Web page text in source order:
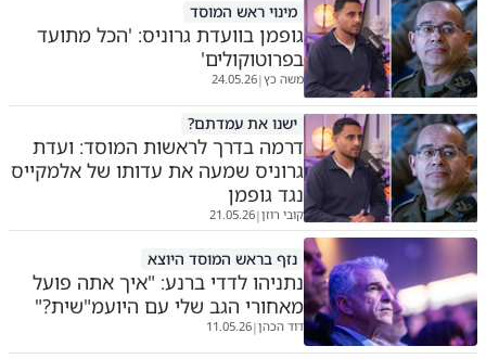
מינוי ראש המוסד
גופמן בוועדת גרוניס: 'הכל מתועד
בפרוטוקולים'
משה כץ|
24.05.26
ישנו את עמדתם?
דרמה בדרך לראשות המוסד: ועדת
גרוניס שמעה את עדותו של אלמקייס
נגד גופמן
קובי רוזן|
21.05.26
נזף בראש המוסד היוצא
נתניהו לדדי ברנע: "איך אתה פועל
מאחורי הגב שלי עם היועמ"שית?"
דוד הכהן|
11.05.26